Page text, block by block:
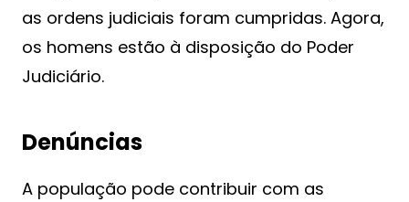
as ordens judiciais foram cumpridas. Agora,
os homens estão à disposição do Poder
Judiciário.
Denúncias
A população pode contribuir com as